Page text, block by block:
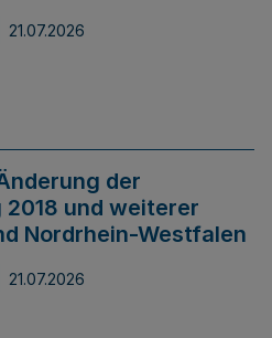
21.07.2026
der
und weiterer
Nordrhein-Westfalen
21.07.2026